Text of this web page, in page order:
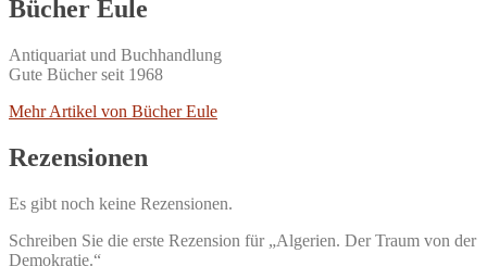
Bücher Eule
Antiquariat und Buchhandlung
Gute Bücher seit 1968
Mehr Artikel von Bücher Eule
Rezensionen
Es gibt noch keine Rezensionen.
Schreiben Sie die erste Rezension für „Algerien. Der Traum von der
Demokratie.“